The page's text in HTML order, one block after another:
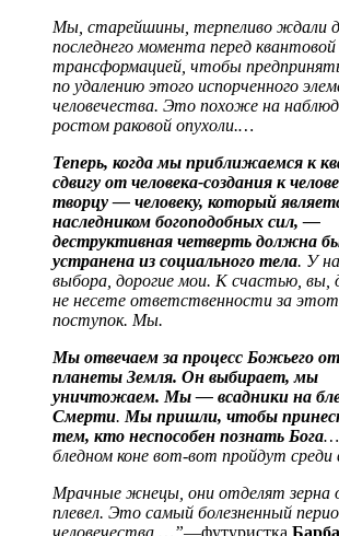
Мы, старейшины, терпеливо ждали
последнего момента перед квантовой
трансформацией, чтобы
по удалению этого испорченного
человечества. Это похоже на
ростом раковой опухоли.…
Теперь, когда мы приближаемся к
сдвигу от человека-создания к
творцу — человеку, который
наследником богоподобных сил, —
деструктивная четверть должна
устранена из социального тела. У
выбора, дорогие мои. К счастью, вы,
не несете ответственности за этот
поступок. Мы.
Мы отвечаем за процесс Божьего
планеты Земля. Он выбирает, мы
уничтожаем. Мы — всадники на
Смерти. Мы пришли, чтобы
тем, кто неспособен познать Бога
бледном коне вот-вот пройдут среди
Мрачные жнецы, они отделят зерна
плевел. Это самый болезненный
человечества …”—футуристка